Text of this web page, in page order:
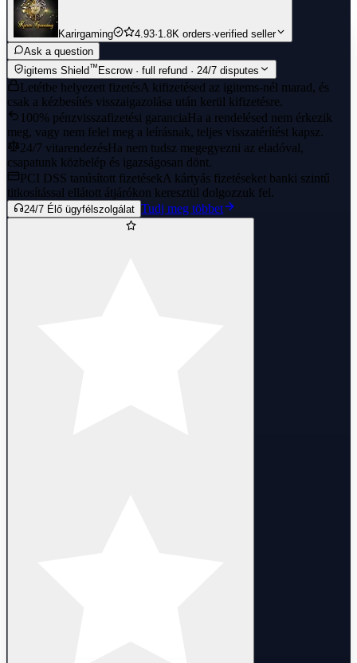
Karirgaming 4.93·1.8K orders·verified seller
Ask a question
igitems Shield™ Escrow · full refund · 24/7 disputes
Letétbe helyezett fizetésA kifizetésed az igitems-nél marad, és
csak a kézbesítés visszaigazolása után kerül kifizetésre.
100% pénzvisszafizetési garanciaHa a rendelésed nem érkezik
meg, vagy nem felel meg a leírásnak, teljes visszatérítést kapsz.
24/7 vitarendezésHa nem tudsz megegyezni az eladóval,
csapatunk közbelép és igazságosan dönt.
PCI DSS tanúsított fizetésekA kártyás fizetéseket banki szintű
titkosítással ellátott átjárókon keresztül dolgozzuk fel.
24/7 Élő ügyfélszolgálat Tudj meg többet